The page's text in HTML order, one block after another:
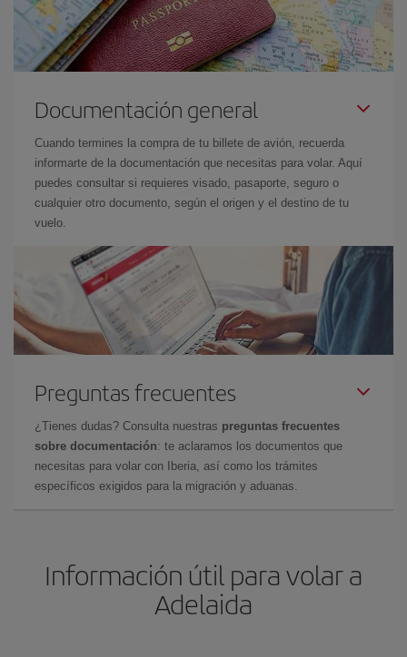
Documentación general
Cuando termines la compra de tu billete de avión, recuerda
informarte de la documentación que necesitas para volar. Aquí
puedes consultar si requieres visado, pasaporte, seguro o
cualquier otro documento, según el origen y el destino de tu
vuelo.
Preguntas frecuentes
¿Tienes dudas? Consulta nuestras preguntas frecuentes
sobre documentación: te aclaramos los documentos que
necesitas para volar con Iberia, así como los trámites
específicos exigidos para la migración y aduanas.
Información útil para volar a
Adelaida